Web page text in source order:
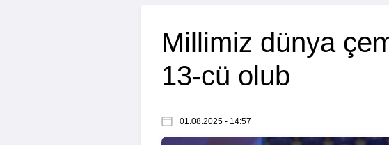
Millimiz dünya
13-cü olub
01.08.2025 - 14:57